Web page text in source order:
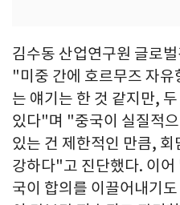
김수동 산업연구원 글로
"미중 간에 호르무즈 자
는 얘기는 한 것 같지만,
있다"며 "중국이 실질적
있는 건 제한적인 만큼, 회
강하다"고 진단했다. 이
국이 합의를 이끌어내기